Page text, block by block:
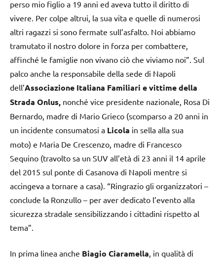
perso mio figlio a 19 anni ed aveva tutto il diritto di
vivere. Per colpe altrui, la sua vita e quelle di numerosi
altri ragazzi si sono fermate sull’asfalto. Noi abbiamo
tramutato il nostro dolore in forza per combattere,
affinché le famiglie non vivano ciò che viviamo noi”. Sul
palco anche la responsabile della sede di Napoli
dell’Associazione Italiana Familiari e vittime della
Strada Onlus, nonché vice presidente nazionale, Rosa Di
Bernardo, madre di Mario Grieco (scomparso a 20 anni in
un incidente consumatosi a Licola in sella alla sua
moto) e Maria De Crescenzo, madre di Francesco
Sequino (travolto sa un SUV all’età di 23 anni il 14 aprile
del 2015 sul ponte di Casanova di Napoli mentre si
accingeva a tornare a casa). “Ringrazio gli organizzatori –
conclude la Ronzullo – per aver dedicato l’evento alla
sicurezza stradale sensibilizzando i cittadini rispetto al
tema”.
In prima linea anche Biagio Ciaramella, in qualità di